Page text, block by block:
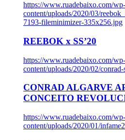
https://www.ruadebaixo.com/wp-
content/uploads/2020/03/
7193-fileminimizer-335x256.jpg
REEBOK x SS’20
https://www.ruadebaixo.com/wp-
content/uploads/2020/02/
CONRAD ALGARVE
CONCEITO
https://www.ruadebaixo.com/wp-
content/uploads/2020/01/